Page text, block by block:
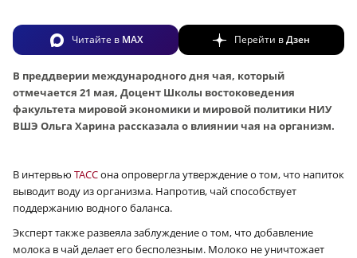
Читайте в MAX Перейти вДзен
В преддверии международного дня чая, который
отмечается 21 мая, Доцент Школы востоковедения
факультета мировой экономики и мировой политики НИУ
ВШЭ Ольга Харина рассказала о влиянии чая на организм.
В интервью ТАССона опровергла утверждение о том, что напиток
выводит воду из организма. Напротив, чай способствует
поддержанию водного баланса.
Эксперт также развеяла заблуждение о том, что добавление
молока в чай делает его бесполезным. Молоко не уничтожает